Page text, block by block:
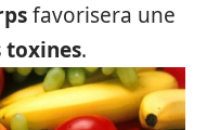
favorisera une
toxines.